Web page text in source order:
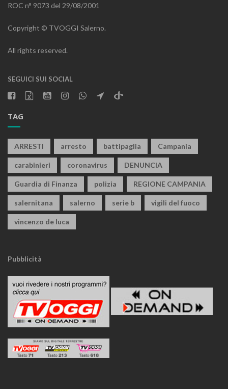
ROC n° 9073 del 29/08/2001
Copyright © TVOGGI Salerno.
All rights reserved.
SEGUICI SUI SOCIAL
TAG
ARRESTI arresto battipaglia Campania
carabinieri coronavirus DENUNCIA
Guardia di Finanza polizia REGIONE CAMPANIA
salernitana salerno serie b vigili del fuoco
vincenzo de luca
Pubblicità